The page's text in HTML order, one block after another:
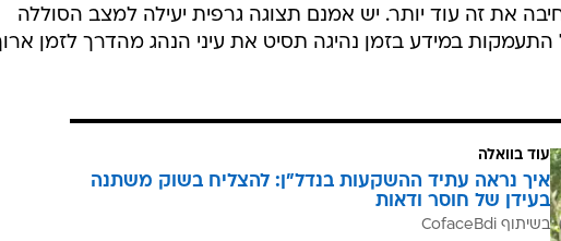
את זה עוד יותר. יש אמנם תצוגה גרפית יעילה למצב הסוללה
התעמקות במידע בזמן נהיגה תסיט את עיני הנהג מהדרך לזמן
עוד בוואלה
איך נראה עתיד ההשקעות בנדל"ן: להצליח בשוק משתנה
בעידן של חוסר ודאות
בשיתוף CofaceBdi